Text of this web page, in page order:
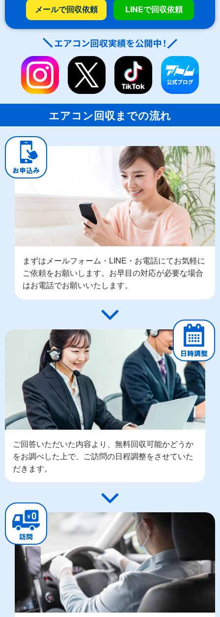
メールで回収依頼 LINEで回収依頼
エアコン回収までの流れ
まずはメールフォーム・LINE・お電話にてお気軽に
ご依頼をお願いします。お早目の対応が必要な場合
はお電話でお願いいたします。
ご回答いただいた内容より、無料回収可能かどうか
をお調べした上で、ご訪問の日程調整をさせていた
だきます。